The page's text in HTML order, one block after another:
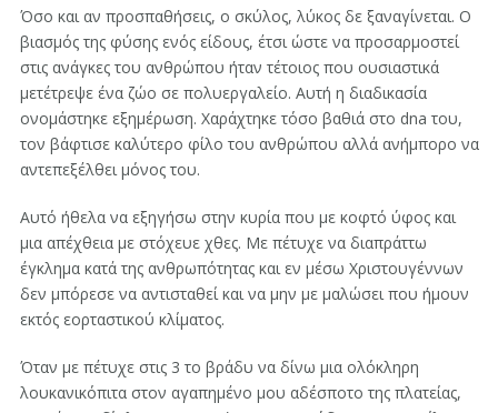
Όσο και αν προσπαθήσεις, ο σκύλος, λύκος δε ξαναγίνεται. Ο
βιασμός της φύσης ενός είδους, έτσι ώστε να προσαρμοστεί
στις ανάγκες του ανθρώπου ήταν τέτοιος που ουσιαστικά
μετέτρεψε ένα ζώο σε πολυεργαλείο. Αυτή η διαδικασία
ονομάστηκε εξημέρωση. Χαράχτηκε τόσο βαθιά στο dna του,
τον βάφτισε καλύτερο φίλο του ανθρώπου αλλά ανήμπορο να
αντεπεξέλθει μόνος του.
Αυτό ήθελα να εξηγήσω στην κυρία που με κοφτό ύφος και
μια απέχθεια με στόχευε χθες. Με πέτυχε να διαπράττω
έγκλημα κατά της ανθρωπότητας και εν μέσω Χριστουγέννων
δεν μπόρεσε να αντισταθεί και να μην με μαλώσει που ήμουν
εκτός εορταστικού κλίματος.
Όταν με πέτυχε στις 3 το βράδυ να δίνω μια ολόκληρη
λουκανικόπιτα στον αγαπημένο μου αδέσποτο της πλατείας,